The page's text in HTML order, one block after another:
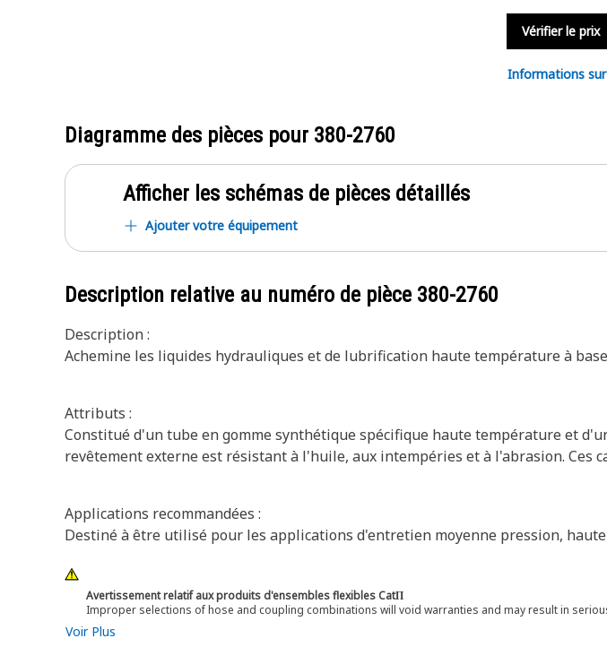
Vérifier le prix
Informations
Diagramme des pièces pour 380-2760
Afficher les schémas de pièces détaillés
Ajouter votre équipement
Description relative au numéro de pièce 380-2760
Description :
Achemine les liquides hydrauliques et de lubrification haute température à
Attributs :
Constitué d'un tube en gomme synthétique spécifique haute température et
revêtement externe est résistant à l'huile, aux intempéries et à l'abrasion.
Applications recommandées :
Destiné à être utilisé pour les applications d'entretien moyenne pression,
Avertissement relatif aux produits d'ensembles flexibles CatΠ
Improper selections of hose and coupling combinations will void warranties and may result in
Voir Plus